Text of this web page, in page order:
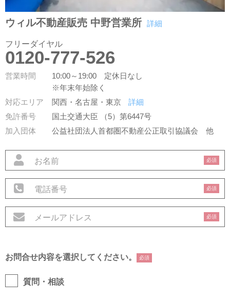
ウィル不動産販売 中野営業所 詳細
フリーダイヤル
0120-777-526
営業時間
10:00～19:00 定休日なし
※年末年始除く
対応エリア
関西・名古屋・東京
詳細
免許番号
国土交通大臣 （5）第6447号
加入団体
公益社団法人首都圏不動産公正取引協議会他
必須
必須
必須
お問合せ内容を選択してください。 必須
質問・相談